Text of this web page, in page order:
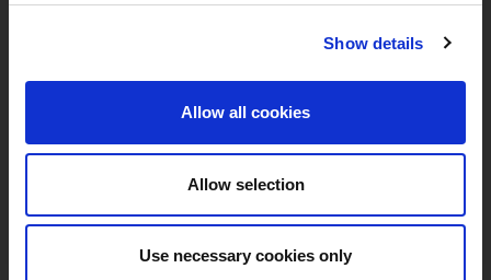
Show details
Allow all cookies
Allow selection
Use necessary cookies only
Notre Équipe
Offres D'emploi
Conditions Générales Login